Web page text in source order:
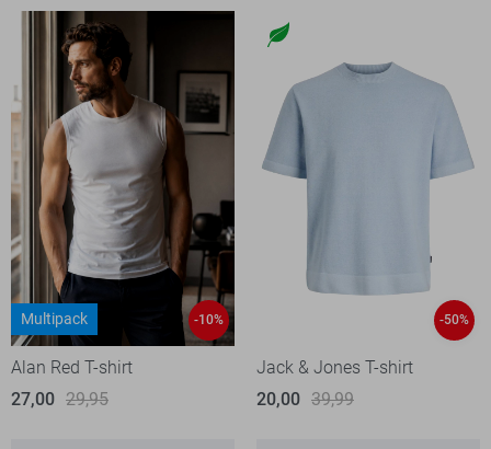
Multipack -10%
Alan Red T-shirt
27,00 29,95
-50%
Jack & Jones T-shirt
20,00 39,99